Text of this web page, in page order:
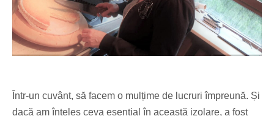
Într-un cuvânt, să facem o mulțime de lucruri împreună. Și
dacă am înțeles ceva esențial în această izolare, a fost